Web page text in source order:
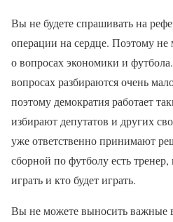
Вы не будете спрашивать на
операции на сердце. Поэтому
о вопросах экономики и
вопросах разбираются очень
поэтому демократия работает
избирают депутатов и других
уже ответственно принимают
сборной по футболу есть
играть и кто будет играть.
Вы не можете выносить важные